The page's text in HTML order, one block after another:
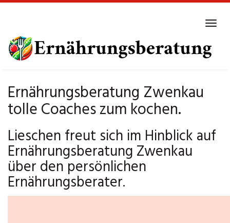
main
content
Ernährungsberatung Zwenkau
tolle Coaches zum kochen.
Lieschen freut sich im Hinblick auf
Ernährungsberatung Zwenkau
über den persönlichen
Ernährungsberater.